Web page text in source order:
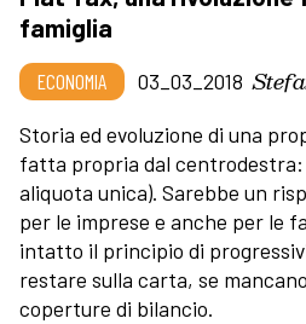
famiglia
ECONOMIA 03_03_2018
Storia ed evoluzione di una
fatta propria dal centrodestra:
aliquota unica). Sarebbe un
per le imprese e anche per le
intatto il principio di
restare sulla carta, se
coperture di bilancio.